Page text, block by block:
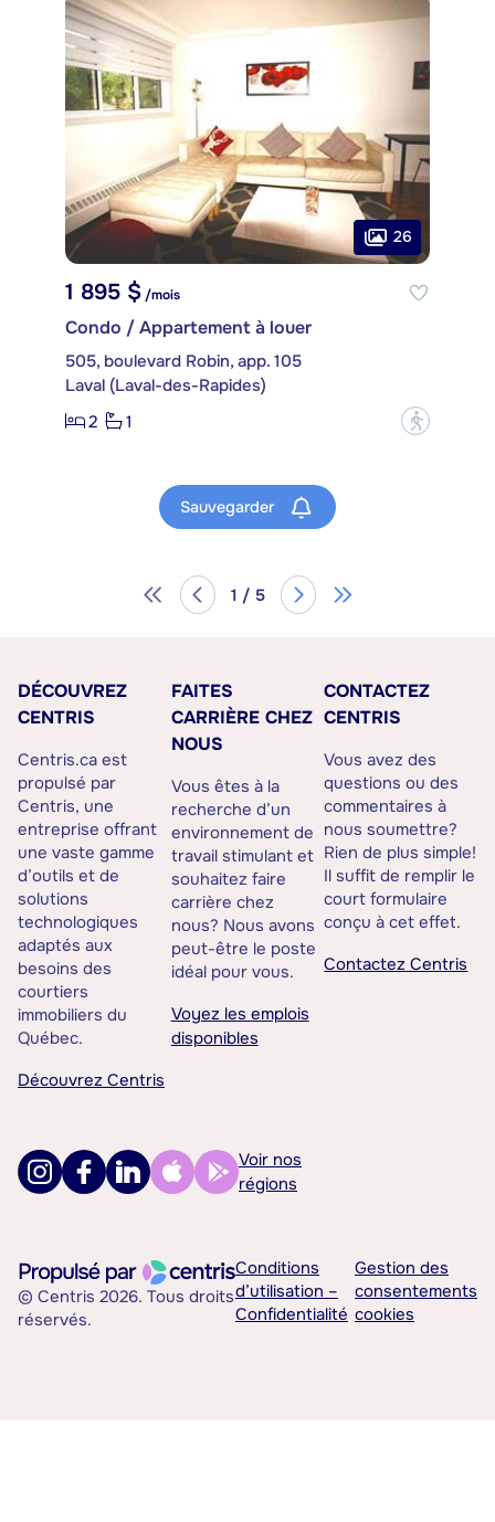
26
1 895 $/mois
Condo / Appartement à louer
505, boulevard Robin, app. 105
Laval (Laval-des-Rapides)
2
1 ?
Sauvegarder
1 / 5
DÉCOUVREZ
CENTRIS
Centris.ca est
propulsé par
Centris, une
entreprise offrant
une vaste gamme
d’outils et de
solutions
technologiques
adaptés aux
besoins des
courtiers
immobiliers du
Québec.
Découvrez Centris
FAITES
CARRIÈRE CHEZ
NOUS
Vous êtes à la
recherche d’un
environnement de
travail stimulant et
souhaitez faire
carrière chez
nous? Nous avons
peut-être le poste
idéal pour vous.
Voyez les emplois
disponibles
CONTACTEZ
CENTRIS
Vous avez des
questions ou des
commentaires à
nous soumettre?
Rien de plus simple!
Il suffit de remplir le
court formulaire
conçu à cet effet.
Contactez Centris
Voir nos
régions
© Centris 2026. Tous droits
réservés.
Conditions
d’utilisation –
Confidentialité
Gestion des
consentements
cookies